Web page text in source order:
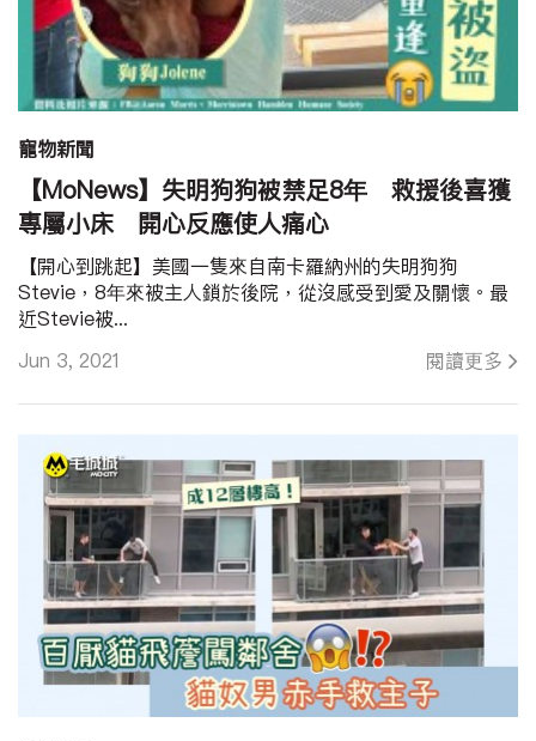
寵物新聞
【MoNews】失明狗狗被禁足8年 救援後喜獲
專屬小床 開心反應使人痛心
Jun 3, 2021 閱讀更多
【開心到跳起】美國一隻來自南卡羅納州的失明狗狗
Stevie，8年來被主人鎖於後院，從沒感受到愛及關懷。最
近Stevie被...